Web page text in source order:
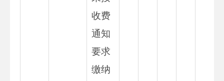
收费
通知
要求
缴纳